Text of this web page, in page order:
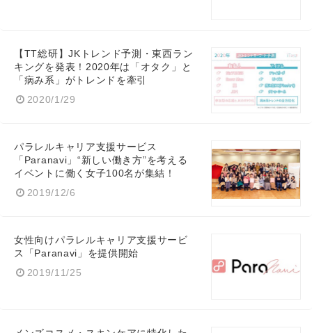
【TT総研】JKトレンド予測・東西ラン
キングを発表！2020年は「オタク」と
「病み系」がトレンドを牽引
2020/1/29
パラレルキャリア支援サービス
「Paranavi」“新しい働き方”を考える
イベントに働く女子100名が集結！
2019/12/6
女性向けパラレルキャリア支援サービ
ス「Paranavi」を提供開始
2019/11/25